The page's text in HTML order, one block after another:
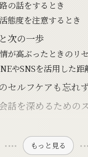
の話をするとき
態度を注意するとき
次の一歩
が高ぶったときのリ
やSNSを活用した距
セルフケアも忘れ
話を深めるための
もっと見る